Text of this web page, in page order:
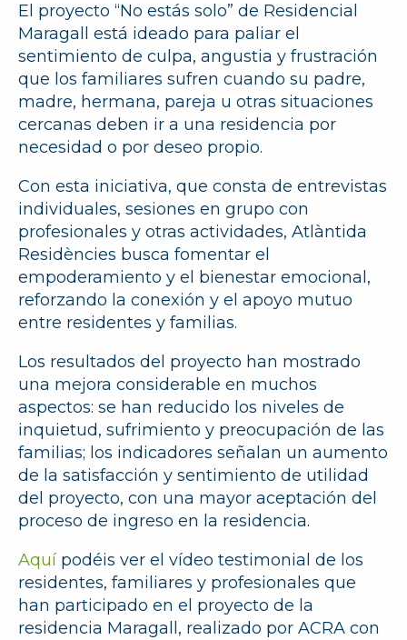
El proyecto “No estás solo” de Residencial
Maragall está ideado para paliar el
sentimiento de culpa, angustia y frustración
que los familiares sufren cuando su padre,
madre, hermana, pareja u otras situaciones
cercanas deben ir a una residencia por
necesidad o por deseo propio.
Con esta iniciativa, que consta de entrevistas
individuales, sesiones en grupo con
profesionales y otras actividades, Atlàntida
Residències busca fomentar el
empoderamiento y el bienestar emocional,
reforzando la conexión y el apoyo mutuo
entre residentes y familias.
Los resultados del proyecto han mostrado
una mejora considerable en muchos
aspectos: se han reducido los niveles de
inquietud, sufrimiento y preocupación de las
familias; los indicadores señalan un aumento
de la satisfacción y sentimiento de utilidad
del proyecto, con una mayor aceptación del
proceso de ingreso en la residencia.
Aquí podéis ver el vídeo testimonial de los
residentes, familiares y profesionales que
han participado en el proyecto de la
residencia Maragall, realizado por ACRA con